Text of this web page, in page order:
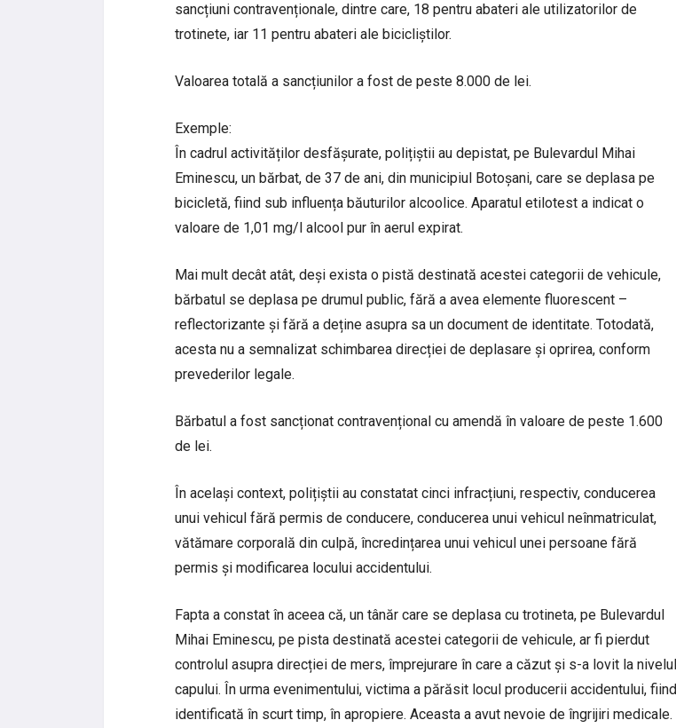
sancțiuni contravenționale, dintre care, 18 pentru abateri ale utilizatorilor de
trotinete, iar 11 pentru abateri ale bicicliștilor.
Valoarea totală a sancțiunilor a fost de peste 8.000 de lei.
Exemple:
În cadrul activităților desfășurate, polițiștii au depistat, pe Bulevardul Mihai
Eminescu, un bărbat, de 37 de ani, din municipiul Botoșani, care se deplasa pe
bicicletă, fiind sub influența băuturilor alcoolice. Aparatul etilotest a indicat o
valoare de 1,01 mg/l alcool pur în aerul expirat.
Mai mult decât atât, deși exista o pistă destinată acestei categorii de vehicule,
bărbatul se deplasa pe drumul public, fără a avea elemente fluorescent –
reflectorizante și fără a deține asupra sa un document de identitate. Totodată,
acesta nu a semnalizat schimbarea direcției de deplasare și oprirea, conform
prevederilor legale.
Bărbatul a fost sancționat contravențional cu amendă în valoare de peste 1.600
de lei.
În același context, polițiștii au constatat cinci infracțiuni, respectiv, conducerea
unui vehicul fără permis de conducere, conducerea unui vehicul neînmatriculat,
vătămare corporală din culpă, încredințarea unui vehicul unei persoane fără
permis și modificarea locului accidentului.
Fapta a constat în aceea că, un tânăr care se deplasa cu trotineta, pe Bulevardul
Mihai Eminescu, pe pista destinată acestei categorii de vehicule, ar fi pierdut
controlul asupra direcției de mers, împrejurare în care a căzut și s-a lovit la nivelul
capului. În urma evenimentului, victima a părăsit locul producerii accidentului, fiind
identificată în scurt timp, în apropiere. Aceasta a avut nevoie de îngrijiri medicale.